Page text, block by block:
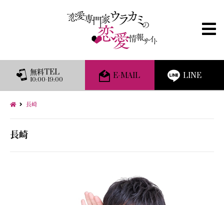
無料TEL
10:00-19:00 E-MAIL LINE
長崎
長崎